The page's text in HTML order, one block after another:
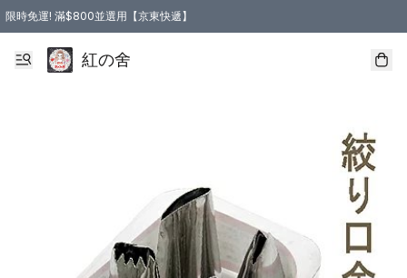
限時免運! 滿$800並選用【京東快遞】
紅の舍